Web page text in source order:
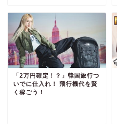
「2万円確定！？」韓国旅行つ
いでに仕入れ！ 飛行機代を賢
く稼ごう！